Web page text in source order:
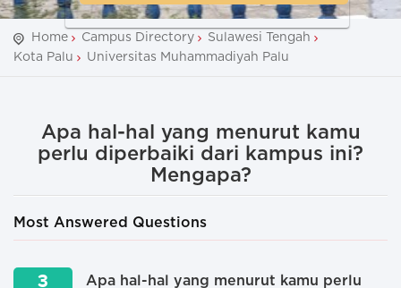
Home Campus Directory
Sulawesi Tengah
Kota Palu
Universitas Muhammadiyah Palu
Apa hal-hal yang menurut kamu
perlu diperbaiki dari kampus ini?
Mengapa?
Most Answered Questions
3
Apa hal-hal yang menurut kamu perlu